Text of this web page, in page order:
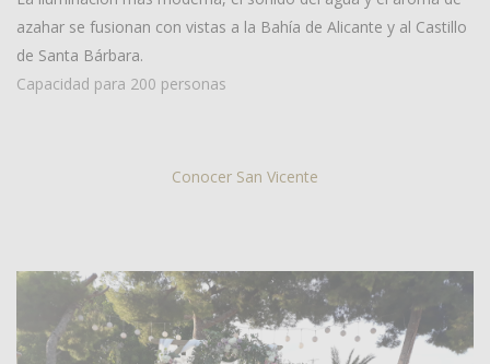
azahar se fusionan con vistas a la Bahía de Alicante y al Castillo
de Santa Bárbara.
Capacidad para 200 personas
Conocer San Vicente